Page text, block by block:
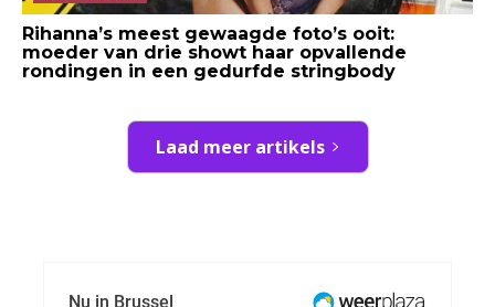
Rihanna’s meest gewaagde foto’s ooit:
moeder van drie showt haar opvallende
rondingen in een gedurfde stringbody
Laad meer artikels